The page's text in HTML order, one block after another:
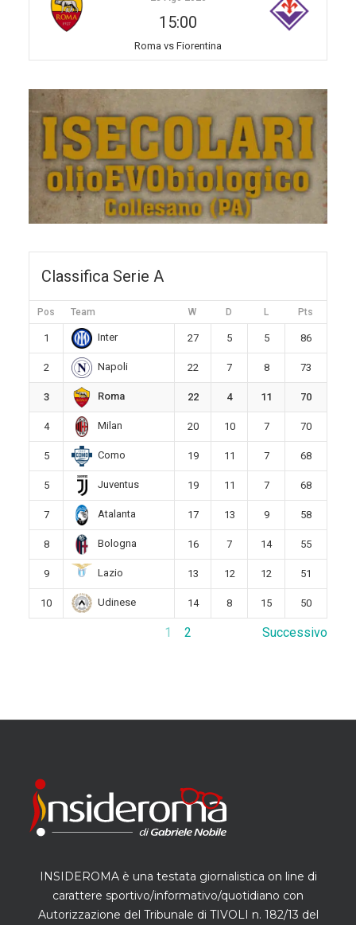
15:00
Roma vs Fiorentina
Classifica Serie A
Pos Team W D L Pts
1 Inter 27 5 5 86
2 Napoli 22 7 8 73
3 Roma 22 4 11 70
4 Milan 20 10 7 70
5 Como 19 11 7 68
5 Juventus 19 11 7 68
7 Atalanta 17 13 9 58
8 Bologna 16 7 14 55
9 Lazio 13 12 12 51
10 Udinese 14 8 15 50
1 2 Successivo
INSIDEROMA è una testata giornalistica on line di
carattere sportivo/informativo/quotidiano con
Autorizzazione del Tribunale di TIVOLI n. 182/13 del